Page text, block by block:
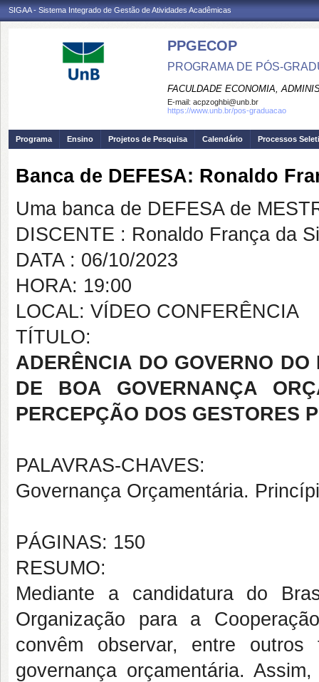
SIGAA - Sistema Integrado de Gestão de Atividades Acadêmicas
PPGECOP
PROGRAMA DE PÓS-
FACULDADE ECONOMIA,
E-mail: acpzoghbi@unb.br
https://www.unb.br/pos-graduacao
Programa Ensino Projetos de Pesquisa Calendário Processos
Banca de DEFESA: Ronaldo
Uma banca de DEFESA de
DISCENTE : Ronaldo França da
DATA : 06/10/2023
HORA: 19:00
LOCAL: VÍDEO CONFERÊNCIA
TÍTULO:
ADERÊNCIA DO GOVERNO
DE BOA GOVERNANÇA
PERCEPÇÃO DOS GESTORES
PALAVRAS-CHAVES:
Governança Orçamentária.
PÁGINAS: 150
RESUMO:
Mediante a candidatura do
Organização para a
convêm observar, entre
governança orçamentária.